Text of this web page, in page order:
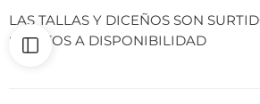
LAS TALLAS Y DICEÑOS SON
SUJETOS A DISPONIBILIDAD